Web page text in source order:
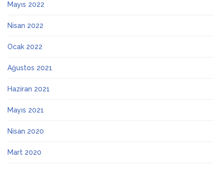
Mayıs 2022
Nisan 2022
Ocak 2022
Ağustos 2021
Haziran 2021
Mayıs 2021
Nisan 2020
Mart 2020